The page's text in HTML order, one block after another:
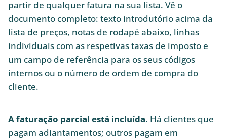
partir de qualquer fatura na sua lista. Vê o
documento completo: texto introdutório acima da
lista de preços, notas de rodapé abaixo, linhas
individuais com as respetivas taxas de imposto e
um campo de referência para os seus códigos
internos ou o número de ordem de compra do
cliente.
A faturação parcial está incluída. Há clientes que
pagam adiantamentos; outros pagam em